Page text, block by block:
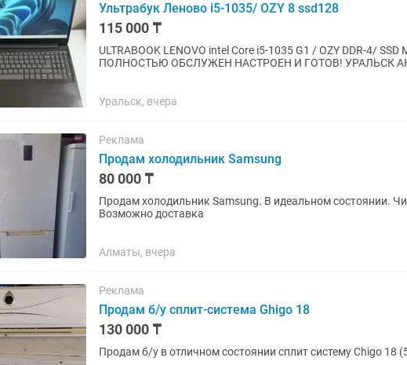
Ультрабук Леново i5-1035/ OZY 8 ssd128
115 000 ₸
ULTRABOOK LENOVO intel Core i5-1035 G1 / OZY DDR-4/
ПОЛНОСТЬЮ ОБСЛУЖЕН НАСТРОЕН И ГОТОВ! УРАЛЬСК
Уральск, вчера
Реклама
Продам холодильник Samsung
80 000 ₸
Продам холодильник Samsung. В идеальном состоянии.
Возможно доставка
Алматы, вчера
Реклама
Продам б/у сплит-система Ghigo 18
130 000 ₸
Продам б/у в отличном состоянии сплит систему Chigo 18